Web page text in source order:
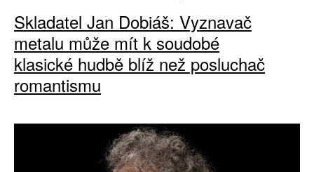
Skladatel Jan Dobiáš: Vyznavač
metalu může mít k soudobé
klasické hudbě blíž než posluchač
romantismu